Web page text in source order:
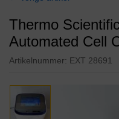
Thermo
Automated Cell
Artikelnummer: EXT 28691